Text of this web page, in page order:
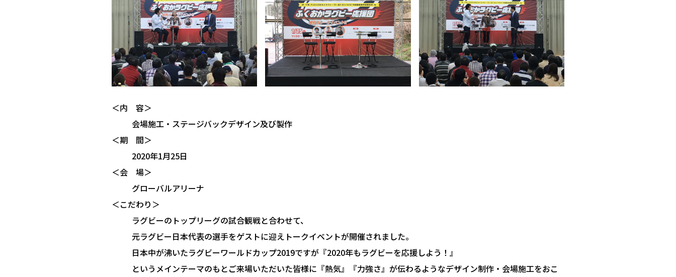
＜内 容＞
会場施工・ステージバックデザイン及び製作
＜期 間＞
2020年1月25日
＜会 場＞
グローバルアリーナ
＜こだわり＞
ラグビーのトップリーグの試合観戦と合わせて、
元ラグビー日本代表の選手をゲストに迎えトークイベントが開催されました。
日本中が沸いたラグビーワールドカップ2019ですが『2020年もラグビーを応援しよう！』
というメインテーマのもとご来場いただいた皆様に『熱気』『力強さ』が伝わるようなデザイン制作・会場施工をおこ